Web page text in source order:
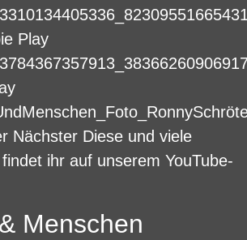
Play
Nächster Diese und viele
ihr auf unserem YouTube-
Menschen